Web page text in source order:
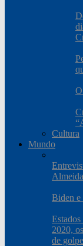
Cultura
Mundo
Almeida
Biden e
2020,
de